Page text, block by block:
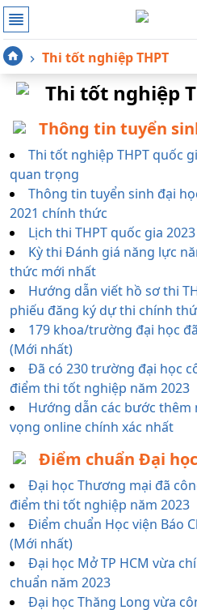
Thi tốt nghiệp THPT
Thi tốt nghiệp
Thông tin tuyển
Thi tốt nghiệp THPT quốc
quan trọng
Thông tin tuyển sinh đại
2021 chính thức
Lịch thi THPT quốc gia
Kỳ thi Đánh giá năng lực
thức mới nhất
Hướng dẫn viết hồ sơ thi
phiếu đăng ký dự thi chính
179 khoa/trường đại học
(Mới nhất)
Đã có 230 trường đại học
điểm thi tốt nghiệp năm 2023
Hướng dẫn các bước thêm
vọng online chính xác nhất
Điểm chuẩn Đại
Đại học Thương mại đã
điểm thi tốt nghiệp năm 2023
Điểm chuẩn Học viện Báo
(Mới nhất)
Đại học Mở TP HCM vừa
chuẩn năm 2023
Đại học Thăng Long vừa